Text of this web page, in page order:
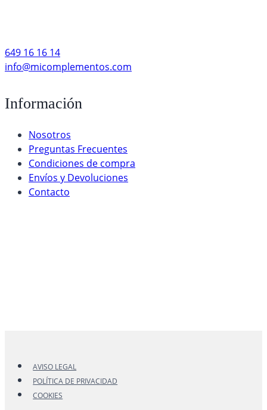
649 16 16 14
info@micomplementos.com
Información
Nosotros
Preguntas Frecuentes
Condiciones de compra
Envíos y Devoluciones
Contacto
AVISO LEGAL
POLÍTICA DE PRIVACIDAD
COOKIES